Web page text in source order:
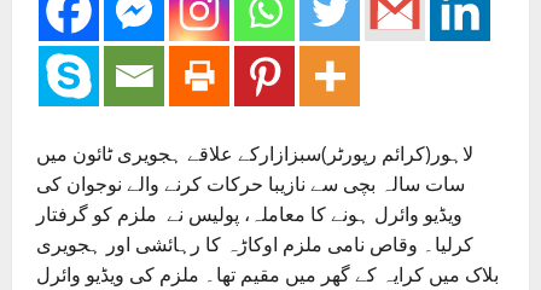
لاہور(کرائم رپورٹر)سبزازارکے علاقے ہجویری ٹائون میں
سات سالہ بچی سے نازیبا حرکات کرنے والے نوجوان کی
ویڈیو وائرل ہونے کا معاملہ، پولیس نے ملزم کو گرفتار
کرلیا۔ وقاص نامی ملزم اوکاڑہ کا رہائشی اور ہجویری
بلاک میں کرایہ کے گھر میں مقیم تھا۔ ملزم کی ویڈیو وائرل